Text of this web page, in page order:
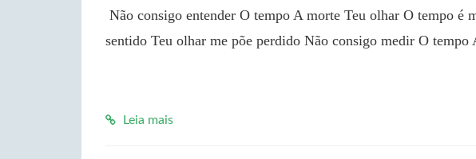
sentido Teu olhar me põe perdido Não consigo medir O
Leia mais